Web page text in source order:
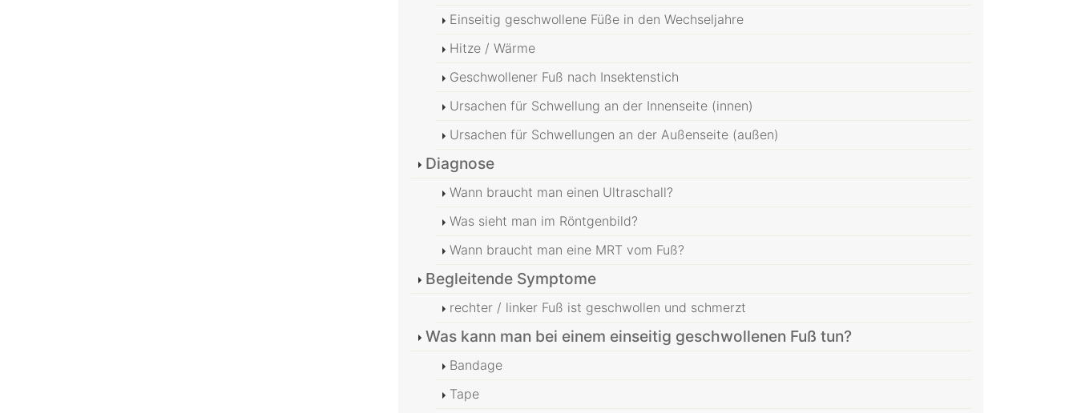
Einseitig geschwollene Füße in den Wechseljahre
Hitze / Wärme
Geschwollener Fuß nach Insektenstich
Ursachen für Schwellung an der Innenseite (innen)
Ursachen für Schwellungen an der Außenseite (außen)
Diagnose
Wann braucht man einen Ultraschall?
Was sieht man im Röntgenbild?
Wann braucht man eine MRT vom Fuß?
Begleitende Symptome
rechter / linker Fuß ist geschwollen und schmerzt
Was kann man bei einem einseitig geschwollenen Fuß tun?
Bandage
Tape